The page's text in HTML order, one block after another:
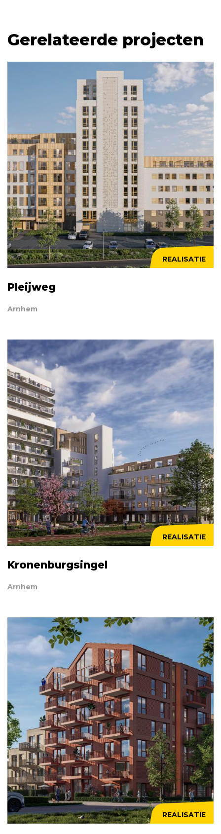
Gerelateerde projecten
REALISATIE
Pleijweg
Arnhem
REALISATIE
Kronenburgsingel
Arnhem
REALISATIE